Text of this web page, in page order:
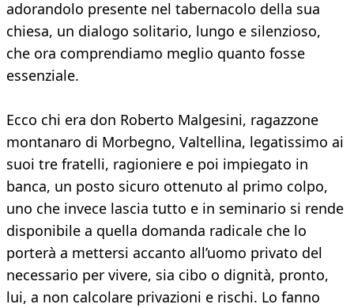
adorandolo presente nel tabernacolo della sua
chiesa, un dialogo solitario, lungo e silenzioso,
che ora comprendiamo meglio quanto fosse
essenziale.
Ecco chi era don Roberto Malgesini, ragazzone
montanaro di Morbegno, Valtellina, legatissimo ai
suoi tre fratelli, ragioniere e poi impiegato in
banca, un posto sicuro ottenuto al primo colpo,
uno che invece lascia tutto e in seminario si rende
disponibile a quella domanda radicale che lo
porterà a mettersi accanto all’uomo privato del
necessario per vivere, sia cibo o dignità, pronto,
lui, a non calcolare privazioni e rischi. Lo fanno